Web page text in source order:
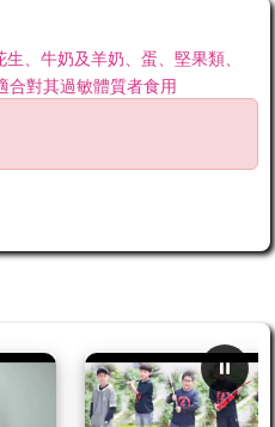
、牛奶及羊奶、蛋、堅果類、
合對其過敏體質者食用